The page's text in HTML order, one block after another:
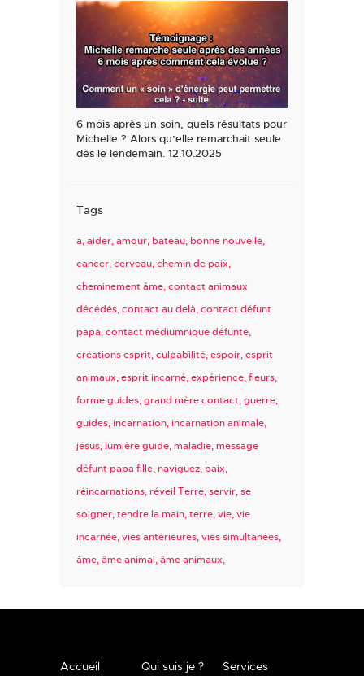
6 mois après un soin, quels résultats pour
Michelle ? Alors qu’elle remarchait seule
dès le lendemain. 12.10.2025
Tags
a aider amour bateau bonne nouvelle
cancer cerveau chemin de paix
cheminement âme contact animaux
décédés contact au delà contact défunt
papa contact médiumnique défunte
créations esprit culpabilité espoir esprit
animaux esprit incarné expérience fleurs
forme guides grand mère contact guerre
guides incarnation incarnation animale
jésus lumière guide maladie message
défunt papa fille naviguez paix
réincarnations réveil Terre servir se
soigner tendre la main terre vie vie
incarnée vies antérieures vies simultanées
âme âme animal âme animaux
Accueil Qui suis je ? Services